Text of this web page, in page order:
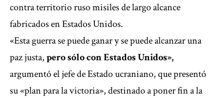
contra territorio ruso misiles de largo alcance
fabricados en Estados Unidos.
«Esta guerra se puede ganar y se puede alcanzar una
paz justa,pero sólo con Estados Unidos»,
argumentó el jefe de Estado ucraniano, que presentó
su «plan para la victoria», destinado a poner fin a la